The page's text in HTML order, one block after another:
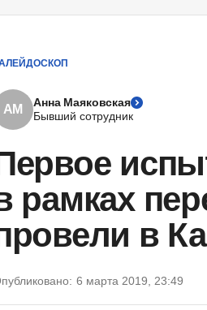
АМ
Анна Маяковская
Бывший сотрудник
рамках
в
6 марта 2019, 23:49